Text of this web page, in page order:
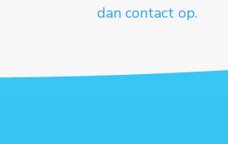
dan contact op.